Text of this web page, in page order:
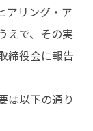
アリング・ア
えで、その実
締役会に報告
は以下の通り